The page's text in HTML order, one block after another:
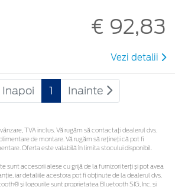
€ 92,83
Vezi detalii
Inapoi 1 Inainte
TVA inclus. Vă rugăm să contactaţi dealerul dvs.
de montare. Vă rugăm să rețineți că pot fi
Oferta este valabilă în limita stocului disponibil.
sunt accesorii alese cu grijă de la furnizori terți și pot avea
iar detaliile acestora pot fi obținute de la dealerul dvs.
și logourile sunt proprietatea Bluetooth SIG, Inc. și